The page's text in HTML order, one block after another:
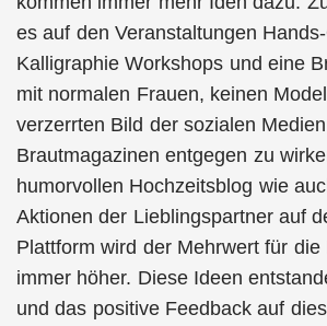
es auf den Veranstaltungen
Kalligraphie Workshops und eine
mit normalen Frauen, keinen
verzerrten Bild der sozialen
Brautmagazinen entgegen zu
humorvollen Hochzeitsblog wie
Aktionen der Lieblingspartner auf
Plattform wird der Mehrwert für die
immer höher. Diese Ideen
und das positive Feedback auf